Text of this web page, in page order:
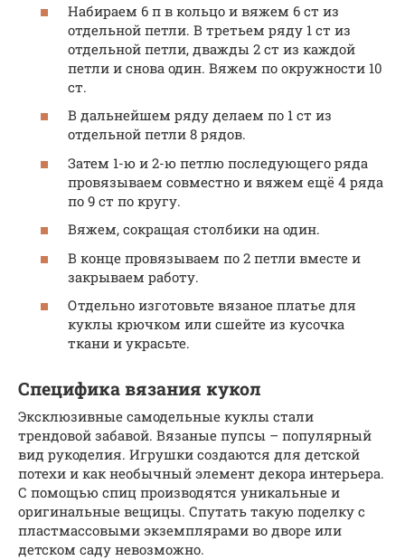
Набираем 6 п в кольцо и вяжем 6 ст из
отдельной петли. В третьем ряду 1 ст из
отдельной петли, дважды 2 ст из каждой
петли и снова один. Вяжем по окружности 10
ст.
В дальнейшем ряду делаем по 1 ст из
отдельной петли 8 рядов.
Затем 1-ю и 2-ю петлю последующего ряда
провязываем совместно и вяжем ещё 4 ряда
по 9 ст по кругу.
Вяжем, сокращая столбики на один.
В конце провязываем по 2 петли вместе и
закрываем работу.
Отдельно изготовьте вязаное платье для
куклы крючком или сшейте из кусочка
ткани и украсьте.
Специфика вязания кукол
Эксклюзивные самодельные куклы стали
трендовой забавой. Вязаные пупсы – популярный
вид рукоделия. Игрушки создаются для детской
потехи и как необычный элемент декора интерьера.
С помощью спиц производятся уникальные и
оригинальные вещицы. Спутать такую поделку с
пластмассовыми экземплярами во дворе или
детском саду невозможно.